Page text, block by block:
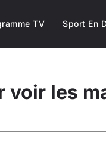
TV Sport En
voir les